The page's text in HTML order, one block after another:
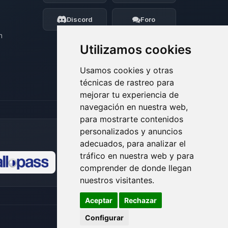
Utilizamos cookies
Usamos cookies y otras
técnicas de rastreo para
mejorar tu experiencia de
navegación en nuestra web,
para mostrarte contenidos
personalizados y anuncios
adecuados, para analizar el
tráfico en nuestra web y para
comprender de donde llegan
nuestros visitantes.
Aceptar
Rechazar
Configurar
Discord Foro
moveré mis pequenos circuitos para
ayudarte.
06/08/2026 05:36